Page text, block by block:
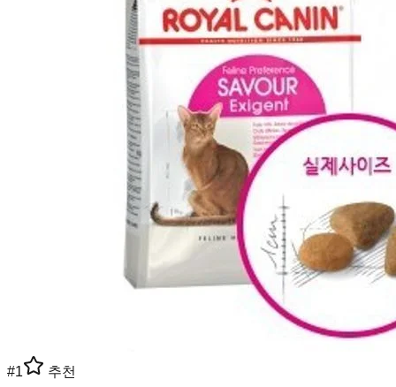
#1 추천